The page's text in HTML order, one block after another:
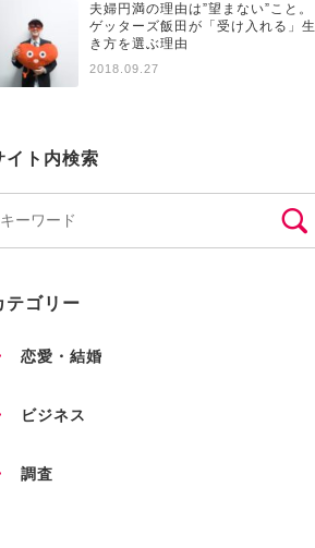
夫婦円満の理由は”望まない”こと。
ゲッターズ飯田が「受け入れる」生
き方を選ぶ理由
2018.09.27
イト内検索
テゴリー
恋愛・結婚
ビジネス
調査